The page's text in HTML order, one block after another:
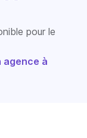
pour le
agence à